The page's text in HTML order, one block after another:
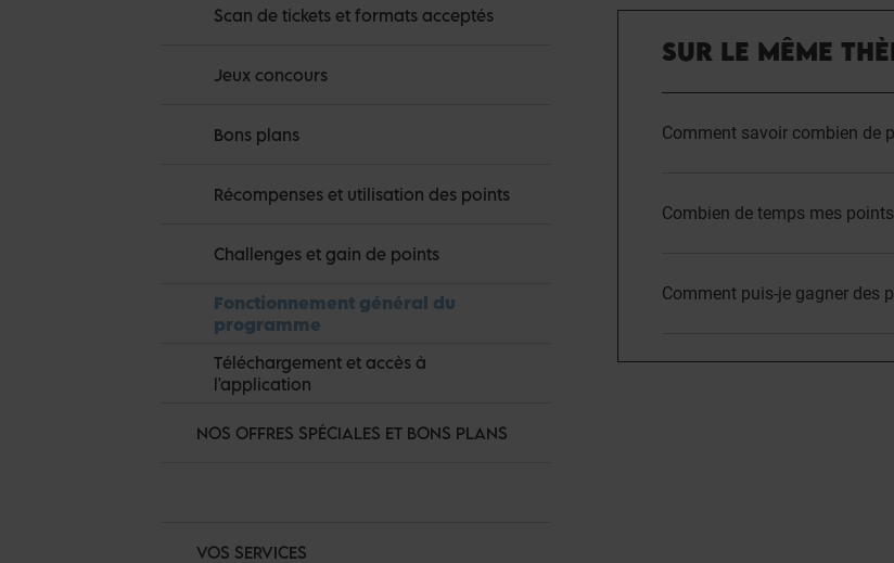
Scan de tickets et formats acceptés
Jeux concours
Bons plans
Récompenses et utilisation des points
Challenges et gain de points
Fonctionnement général du
programme
Téléchargement et accès à
l'application
NOS OFFRES SPÉCIALES ET BONS PLANS
VOS SERVICES
SUR LE MÊME
Comment savoir combien de
Combien de temps mes
Comment puis-je gagner des